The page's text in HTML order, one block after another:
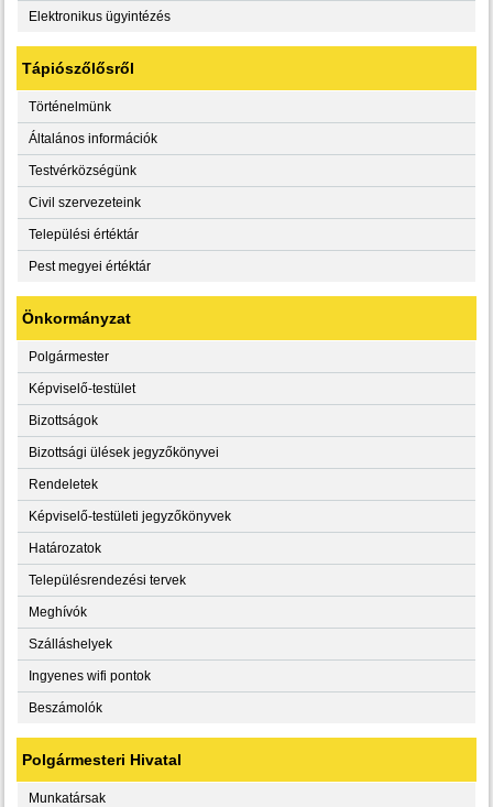
Elektronikus ügyintézés
Tápiószőlősről
Történelmünk
Általános információk
Testvérközségünk
Civil szervezeteink
Települési értéktár
Pest megyei értéktár
Önkormányzat
Polgármester
Képviselő-testület
Bizottságok
Bizottsági ülések jegyzőkönyvei
Rendeletek
Képviselő-testületi jegyzőkönyvek
Határozatok
Településrendezési tervek
Meghívók
Szálláshelyek
Ingyenes wifi pontok
Beszámolók
Polgármesteri Hivatal
Munkatársak